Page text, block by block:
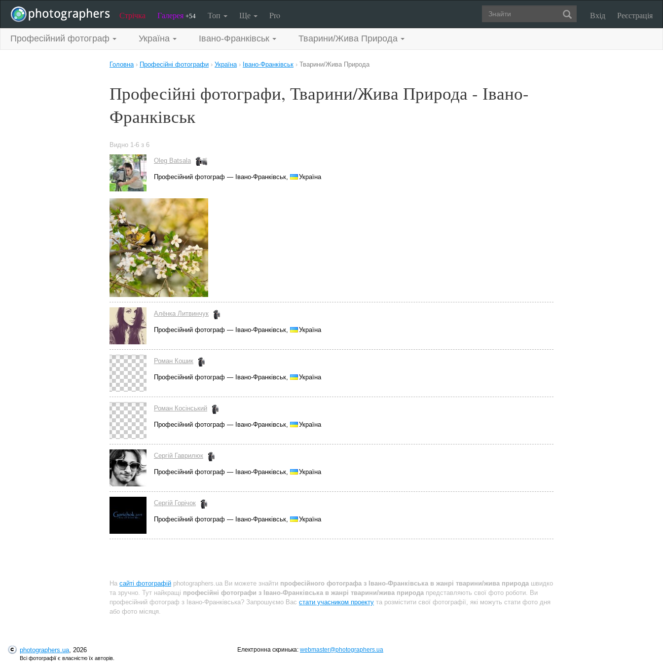
Стрічка Галерея +54 Топ Ще Pro Вхід Реєстрація
Професійний фотограф Україна Івано-Франківськ Тварини/Жива Природа
Головна› Професійні фотографи › Україна› Івано-Франківськ › Тварини/Жива Природа
Професійні фотографи, Тварини/Жива Природа - Івано-
Франківськ
Видно 1-6 з 6
Oleg Batsala
Професійний фотограф — Івано-Франківськ, Україна
Алёнка Литвинчук
Професійний фотограф — Івано-Франківськ, Україна
Роман Кошик
Професійний фотограф — Івано-Франківськ, Україна
Роман Косінський
Професійний фотограф — Івано-Франківськ, Україна
Сергій Гаврилюк
Професійний фотограф — Івано-Франківськ, Україна
Сергій Горічок
Професійний фотограф — Івано-Франківськ, Україна
На сайті фотографій photographers.ua Ви можете знайти професійного фотографа з Івано-Франківська в жанрі тварини/жива природа швидко
та зручно. Тут найкращі професійні фотографи з Івано-Франківська в жанрі тварини/жива природа представляють свої фото роботи. Ви
професійний фотограф з Івано-Франківська? Запрошуємо Вас стати учасником проекту та розмістити свої фотографії, які можуть стати фото дня
або фото місяця.
photographers.ua, 2026
Всі фотографії є власністю їх авторів.
Електронна скринька: webmaster@photographers.ua